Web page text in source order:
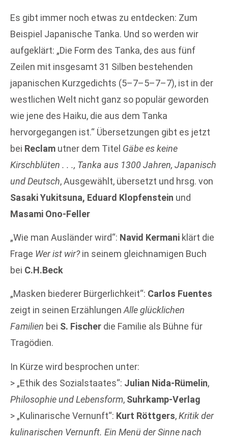
Es gibt immer noch etwas zu entdecken: Zum
Beispiel Japanische Tanka. Und so werden wir
aufgeklärt: „Die Form des Tanka, des aus fünf
Zeilen mit insgesamt 31 Silben bestehenden
japanischen Kurzgedichts (5–7–5–7–7), ist in der
westlichen Welt nicht ganz so populär geworden
wie jene des Haiku, die aus dem Tanka
hervorgegangen ist.“ Übersetzungen gibt es jetzt
bei Reclam utner dem Titel Gäbe es keine
Kirschblüten . . ., Tanka aus 1300 Jahren, Japanisch
und Deutsch, Ausgewählt, übersetzt und hrsg. von
Sasaki Yukitsuna, Eduard Klopfenstein und
Masami Ono-Feller
„Wie man Ausländer wird“: Navid Kermani klärt die
Frage Wer ist wir?in seinem gleichnamigen Buch
bei C.H.Beck
„Masken biederer Bürgerlichkeit“: Carlos Fuentes
zeigt in seinen ErzählungenAlle glücklichen
Familien bei S. Fischer die Familie als Bühne für
Tragödien.
In Kürze wird besprochen unter:
> „Ethik des Sozialstaates“: Julian Nida-Rümelin,
Philosophie und Lebensform, Suhrkamp-Verlag
> „Kulinarische Vernunft“: Kurt Röttgers,Kritik der
kulinarischen Vernunft. Ein Menü der Sinne nach